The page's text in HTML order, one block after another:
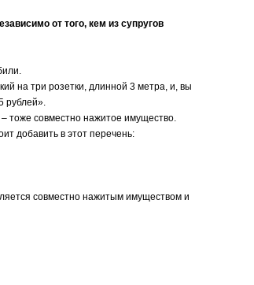
от того, кем из супругов
на три розетки, длинной 3 метра, и, вы
рублей».
тоже совместно нажитое имущество.
добавить в этот перечень:
совместно нажитым имуществом и